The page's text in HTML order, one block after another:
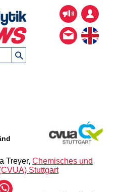
Treyer, Chemisches und
Stuttgart